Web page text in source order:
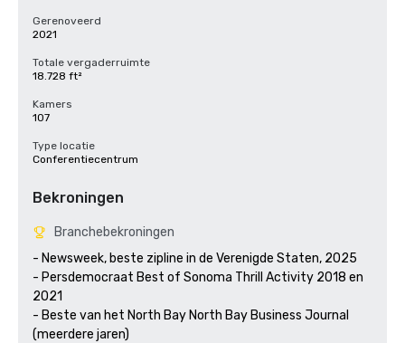
Gerenoveerd
2021
Totale vergaderruimte
18.728 ft²
Kamers
107
Type locatie
Conferentiecentrum
Bekroningen
Branchebekroningen
- Newsweek, beste zipline in de Verenigde Staten, 2025
- Persdemocraat Best of Sonoma Thrill Activity 2018 en
2021
- Beste van het North Bay North Bay Business Journal
(meerdere jaren)